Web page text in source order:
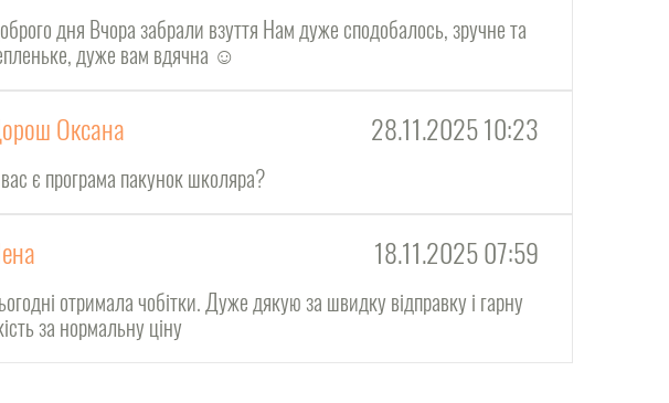
дня Вчора забрали взуття Нам дуже сподобалось, зручне та
дуже вам вдячна ☺️
Оксана 28.11.2025 10:23
є програма пакунок школяра?
18.11.2025 07:59
отримала чобітки. Дуже дякую за швидку відправку і гарну
за нормальну ціну